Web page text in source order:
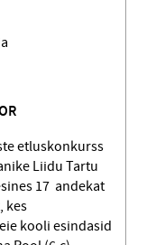
etlus­konkurss
Liidu Tartu
17 andekat
kes
kooli esindasid